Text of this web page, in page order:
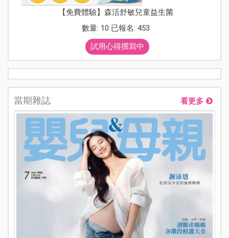
【免費體驗】森活舒敏兒童益生菌
數量: 10 已報名: 453
試用心得撰寫中
當期雜誌 看更多